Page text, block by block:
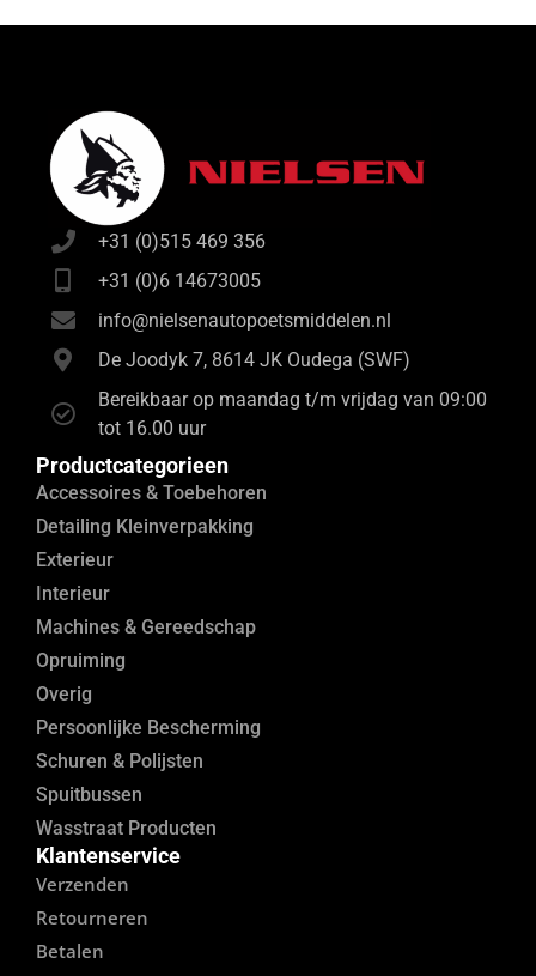
+31 (0)515 469 356
+31 (0)6 14673005
info@nielsenautopoetsmiddelen.nl
De Joodyk 7, 8614 JK Oudega (SWF)
Bereikbaar op maandag t/m vrijdag van 09:00
tot 16.00 uur
Productcategorieen
Accessoires & Toebehoren
Detailing Kleinverpakking
Exterieur
Interieur
Machines & Gereedschap
Opruiming
Overig
Persoonlijke Bescherming
Schuren & Polijsten
Spuitbussen
Wasstraat Producten
Klantenservice
Verzenden
Retourneren
Betalen